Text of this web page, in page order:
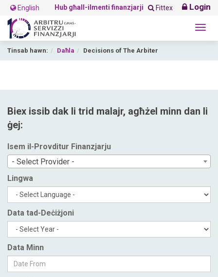
English Hub għall-ilmenti finanzjarji Fittex Login
Tinsab hawn: Daħla Decisions of The Arbiter
Biex issib dak li trid malajr, agħżel minn dan li
ġej:
Isem il-Provditur Finanzjarju
- Select Provider -
Lingwa
Data tad-Deċiżjoni
Data Minn